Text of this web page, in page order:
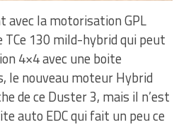
avec la motorisation GPL
TCe 130 mild-hybrid qui peut
4×4 avec une boite
le nouveau moteur Hybrid
de ce Duster 3, mais il n’est
auto EDC qui fait un peu ce